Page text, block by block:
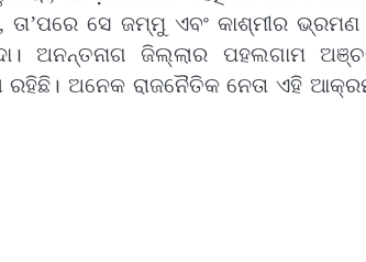
ସେ ଜମ୍ମୁ ଏବଂ କାଶ୍ମୀର ଭ୍ରମଣ
ଅନନ୍ତନାଗ ଜିଲ୍ଲାର ପହଲଗାମ
ଅନେକ ରାଜନୈତିକ ନେତା ଏହି